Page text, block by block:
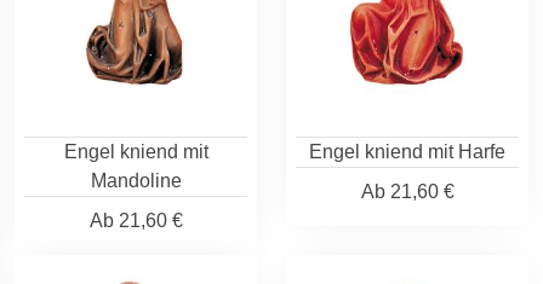
Engel kniend mit
Mandoline
Ab21,60 €
Engel kniend mit Harfe
Ab21,60 €